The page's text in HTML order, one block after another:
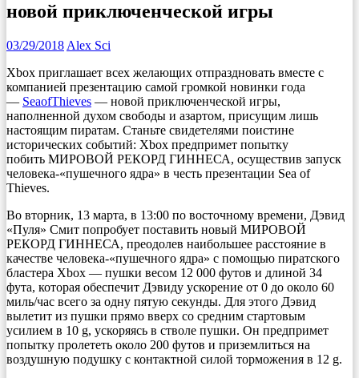
новой приключенческой игры
03/29/2018 Alex Sci
Xbox приглашает всех желающих отпраздновать вместе с
компанией презентацию самой громкой новинки года
— SeaofThieves — новой приключенческой игры,
наполненной духом свободы и азартом, присущим лишь
настоящим пиратам. Станьте свидетелями поистине
исторических событий: Xbox предпримет попытку
побить МИРОВОЙ РЕКОРД ГИННЕСА, осуществив запуск
человека-«пушечного ядра» в честь презентации Sea of
Thieves.
Во вторник, 13 марта, в 13:00 по восточному времени, Дэвид
«Пуля» Смит попробует поставить новый МИРОВОЙ
РЕКОРД ГИННЕСА, преодолев наибольшее расстояние в
качестве человека-«пушечного ядра» с помощью пиратского
бластера Xbox — пушки весом 12 000 футов и длиной 34
фута, которая обеспечит Дэвиду ускорение от 0 до около 60
миль/час всего за одну пятую секунды. Для этого Дэвид
вылетит из пушки прямо вверх со средним стартовым
усилием в 10 g, ускоряясь в стволе пушки. Он предпримет
попытку пролететь около 200 футов и приземлиться на
воздушную подушку с контактной силой торможения в 12 g.